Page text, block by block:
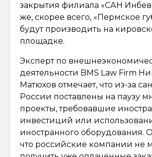
закрытия филиала «САН
же, скорее всего, «Пермское
будут производить на
площадке.
Эксперт по
деятельности BMS Law Firm
Матюхов отмечает, что из-за
России поставлены на паузу
проекты, требовавшие
инвестиций или
иностранного оборудования.
что российские компании не